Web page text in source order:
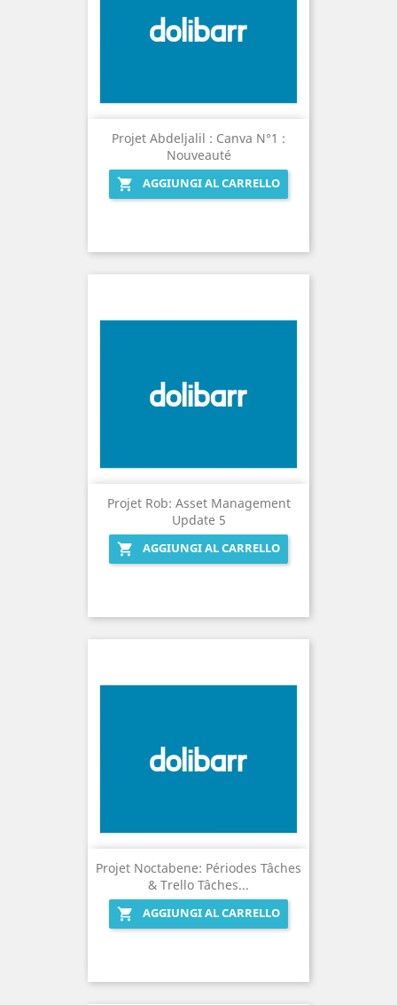
Projet Abdeljalil : Canva N°1 :
Nouveauté

AGGIUNGI AL CARRELLO
Projet Rob: Asset Management
Update 5

AGGIUNGI AL CARRELLO
Projet Noctabene: Périodes Tâches
& Trello Tâches...

AGGIUNGI AL CARRELLO